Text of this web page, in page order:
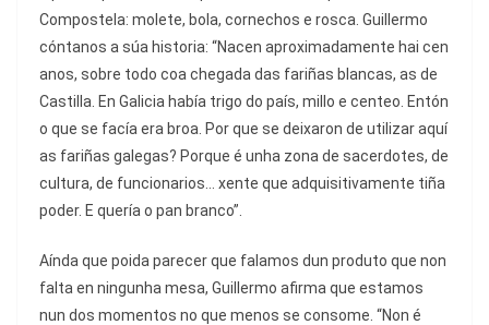
Compostela: molete, bola, cornechos e rosca. Guillermo
cóntanos a súa historia: “Nacen aproximadamente hai cen
anos, sobre todo coa chegada das fariñas blancas, as de
Castilla. En Galicia había trigo do país, millo e centeo. Entón
o que se facía era broa. Por que se deixaron de utilizar aquí
as fariñas galegas? Porque é unha zona de sacerdotes, de
cultura, de funcionarios… xente que adquisitivamente tiña
poder. E quería o pan branco”.
Aínda que poida parecer que falamos dun produto que non
falta en ningunha mesa, Guillermo afirma que estamos
nun dos momentos no que menos se consome. “Non é